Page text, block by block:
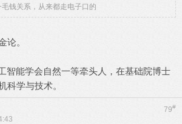
钱关系，从来都走电子口的
论。
智能学会自然一等牵头人，在基础院博士
科学与技术。
79#